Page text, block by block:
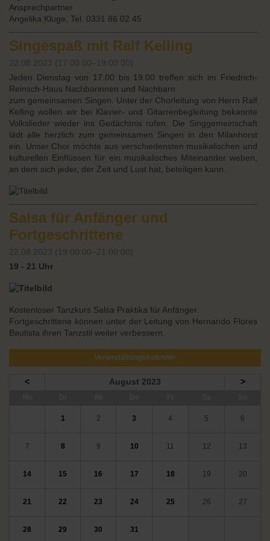
Ansprechpartner
Angelika Kluge, Tel. 0331 86 02 45
Singespaß mit Ralf Kelling
22.08.2023 (17:00:00–19:00:00)
Jeden Dienstag von 17.00 bis 19.00 treffen sich im Friedrich-
Reinsch-Haus Nachbarinnen und Nachbarn
zum gemeinsamen Singen. Unter der Chorleitung von Herrn Ralf
Kelling wollen wir bei Klavier- und Gitarrenbegleitung bekannte
Volkslieder wieder ins Gedächtnis rufen. Die Singgemeinschaft
lädt alle herzlich zum gemeinsamen Singen in den Milanhorst
ein. Unser Chor möchte aus verschiedensten musikalischen und
kulturellen Einflüssen für ein musikalisches Miteinander weben,
an dem sich jeder, der Zeit und Lust hat, beteiligen kann.
Salsa für Anfänger und
Fortgeschrittene
22.08.2023 (19:00:00–21:00:00)
19 - 21 Uhr
Kostenloser Tanzkurs Salsa Praktika für Anfänger.
Fortgeschrittene können unter der Leitung von Hernando Flores
Bautista ihren Tanzstil weiter verbessern.
Veranstaltungskalender
< August 2023 >
1 2 3 4 5 6
7 8 9 10 11 12 13
14 15 16 17 18 19 20
21 22 23 24 25 26 27
28 29 30 31